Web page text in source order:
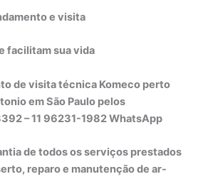
e visita
facilitam sua vida
de visita técnica Komeco perto
em São Paulo pelos
– 11 96231-1982 WhatsApp
de todos os serviços prestados
reparo e manutenção de ar-